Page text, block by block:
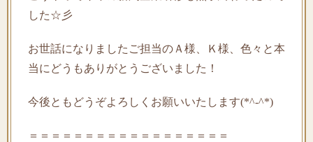
した☆彡
お世話になりましたご担当のＡ様、Ｋ様、色々と本
当にどうもありがとうございました！
今後ともどうぞよろしくお願いいたします(*^-^*)
＝＝＝＝＝＝＝＝＝＝＝＝＝＝＝＝＝＝